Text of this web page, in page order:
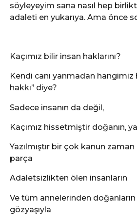
söyleyeyim sana nasıl hep
adaleti en yukarıya. Ama önce
Kaçımız bilir insan haklarını?
Kendi canı yanmadan hangimiz
hakkı’’ diye?
Sadece insanın da değil,
Kaçımız hissetmiştir doğanın,
Yazılmıştır bir çok kanun
parça
Adaletsizlikten ölen insanların
Ve tüm annelerinden doğanların
gözyaşıyla